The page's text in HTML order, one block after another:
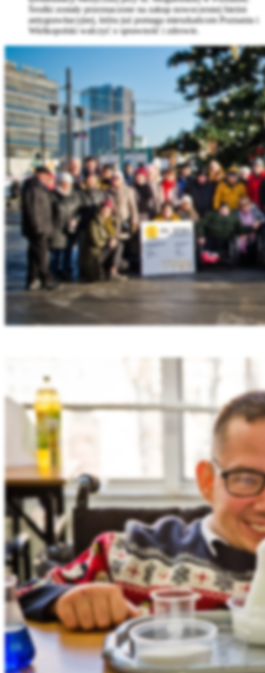
Środki zostały przeznaczone na zakup nowoczesnej bieżni
antygrawitacyjnej, która już pomaga mieszkańcom Poznania i
Wielkopolski walczyć o sprawność i zdrowie.